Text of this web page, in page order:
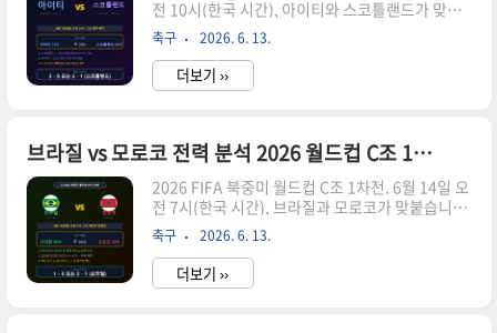
일 월드컵 3위라는 역사적인 성과를 가진 팀으로,
무려 24년 만에 월드컵 무대에 복귀했습니다. 종잡
을 수 없는 강점과 약점을 동시에 지닌 두 팀의..
전 10시(한국 시간), 아이티와 스코틀랜드가 맞붙
습니다. 같은 날 열리는 브라질 vs 모로코의 빅매치
에 가려져 주목도가 낮지만, 이 경기는 C조 3·4위
를 가르는 사실상의 생존 매치입니다. 브라질과 모
로코가 압도적인 전력 차이로 16강 진출을 다투는
두 팀 모두에게 대단히 특별한 무대입니다. 아이티
는 무려 52년 만의 월드컵 본선 진출을 이뤄낸 기적
의 팀입니다. 스코틀랜드는 28년 만에 본선 무대를
밟는 전통 축구 강국입니다. 두 팀의 감동적인 사연
이 맞부딪히는 이 경기, 냉정하게 분석해 드리겠습
니다. 경기 기본 정보경기 일시는 2026년 6월 1..
축구 2026. 6. 13.
더보기 ››
브라질 vs 모로코 전력 분석 2026 월드컵 C조 1차전 승부 예측과 관전 포인트
2026 FIFA 북중미 월드컵 C조 1차전. 6월 14일 오
전 7시(한국 시간), 브라질과 모로코가 맞붙습니다.
이번 대회 C조의 사실상 조 1위 결정전으로 불리는
빅매치입니다. 브라질은 5번의 월드컵 우승을 자랑
하는 축구 왕국이지만 최근 두 대회에서 연속 8강
탈락으로 명예 회복이 절실한 상황입니다. 반면 모
축구 2026. 6. 13.
더보기 ››